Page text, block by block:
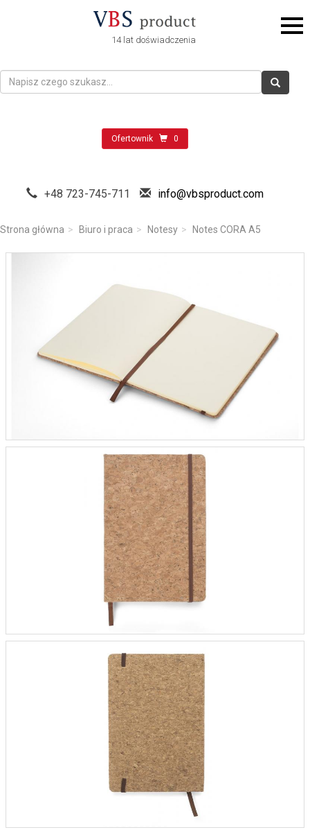
14 lat doświadczenia
Ofertownik 0
+48 723-745-711 info@vbsproduct.com
Strona główna Biuro i praca Notesy Notes CORA A5